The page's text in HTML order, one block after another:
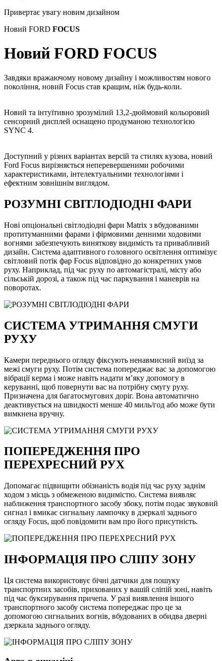
Привертає увагу новим дизайном
Новий FORD FOCUS
Новий FORD FOCUS
Завдяки вражаючому новому дизайну і можливостям нового
покоління, новий Focus став кращим, ніж будь-коли.
Новий та інтуїтивно зрозумілий 13,2-дюймовий кольоровий
сенсорний дисплей оснащено продуманою технологією
SYNC 4.
Доступний у різних варіантах версій та стилях кузова, новий
Ford Focus вирізняється неперевершеними робочими
характеристиками, інтелектуальними технологіями і
ефектним зовнішнім виглядом.
РОЗУМНІ СВІТЛОДІОДНІ ФАРИ
Нові опціональні світлодіодні фари Matrix з вбудованими
протитуманними фарами і фірмовими денними ходовими
вогнями забезпечують виняткову видимість та привабливий
дизайн. Система адаптивного головного освітлення оптимізує
світловий потік фар Focus відповідно до конкретних умов
руху. Наприклад, під час руху по автомагістралі, місту або
сільській дорозі, а також під час паркування і маневрів на
поворотах.
СИСТЕМА УТРИМАННЯ СМУГИ
РУХУ
Камери переднього огляду фіксують ненавмисний виїзд за
межі смуги руху. Потім система попереджає вас за допомогою
вібрації керма і може навіть надати м’яку допомогу в
керуванні, щоб повернути вас на потрібну смугу руху.
Призначена для багатосмугових доріг. Вона автоматично
деактивується на швидкості менше 40 миль/год або може бути
вимкнена вручну.
ПОПЕРЕДЖЕННЯ ПРО
ПЕРЕХРЕСНИЙ РУХ
Допомагає підвищити обізнаність водія під час руху заднім
ходом з місць з обмеженою видимістю. Система виявляє
наближення транспортного засобу збоку, потім подає звуковий
сигнал і вмикає сигнальну лампочку в дзеркалі заднього
огляду Focus, щоб повідомити вам про його присутність.
ІНФОРМАЦІЯ ПРО СЛІПУ ЗОНУ
Ця система використовує бічні датчики для пошуку
транспортних засобів, прихованих у вашій сліпій зоні, навіть
під час буксирування причепа. У разі виявлення іншого
транспортного засобу система попереджає про це за
допомогою сигнальних вогнів, вбудованих в обидва дверні
дзеркала заднього огляду.